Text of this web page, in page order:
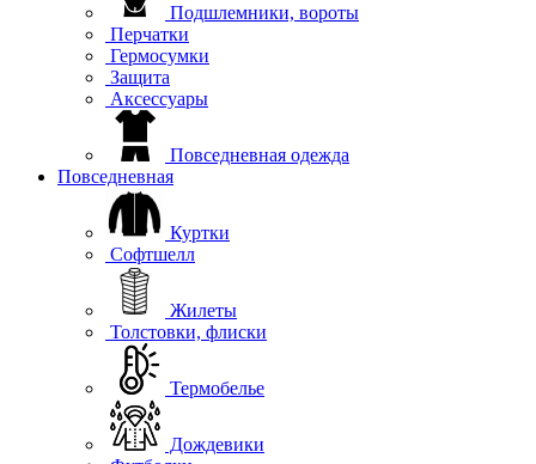
Подшлемники, вороты
Перчатки
Гермосумки
Защита
Аксессуары
Повседневная одежда
Повседневная
Куртки
Софтшелл
Жилеты
Толстовки, флиски
Термобелье
Дождевики